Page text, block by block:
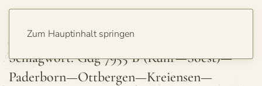
Zum Hauptinhalt springen
Schlagwort:Gdg 7955 B (Ruhr—Soest)—
Paderborn—Ottbergen—Kreiensen—